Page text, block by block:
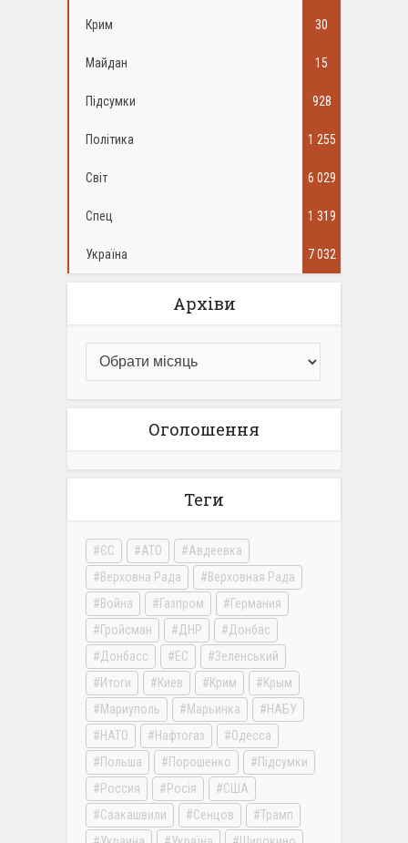
Крим 30
Майдан 15
Підсумки 928
Політика 1 255
Світ 6 029
Спец 1 319
Україна 7 032
Архіви
Оголошення
Теги
ЄС АТО
Авдеевка
Верховна Рада
Верховная Рада
Война
Газпром
Германия
Гройсман
ДНР
Донбас
Донбасс
ЕС
Зеленський
Итоги
Киев Крим
Крым
Мариуполь
Марьинка
НАБУ
НАТО
Нафтогаз
Одесса
Польша
Порошенко
Підсумки
Россия
Росія
США
Саакашвили
Сенцов
Трамп